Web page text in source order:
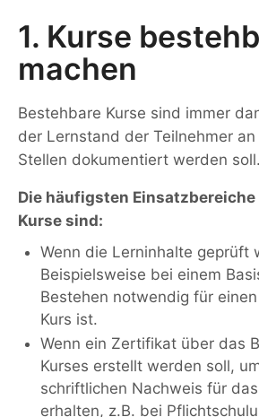
1. Kurse
machen
Bestehbare Kurse sind immer
der Lernstand der Teilnehmer
Stellen dokumentiert werden soll.
Die häufigsten
Kurse sind:
Wenn die Lerninhalte geprüft
Beispielsweise bei einem
Bestehen notwendig für
Kurs ist.
Wenn ein Zertifikat über das
Kurses erstellt werden soll,
schriftlichen Nachweis für
erhalten, z.B. bei